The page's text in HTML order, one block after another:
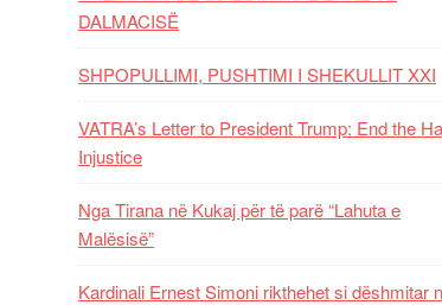
DALMACISË
SHPOPULLIMI, PUSHTIMI I SHEKULLIT XXI
VATRA’s Letter to President Trump: End the
Injustice
Nga Tirana në Kukaj për të parë “Lahuta e
Malësisë”
Kardinali Ernest Simoni rikthehet si dëshmitar